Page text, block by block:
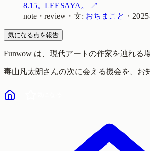
8.15。LEESAYA。
↗
note ・review・ 文: おちまこと ・
気になる点を報告
Funwow は、現代アートの作家を辿れる場
毒山凡太朗さんの次に会える機会を、お